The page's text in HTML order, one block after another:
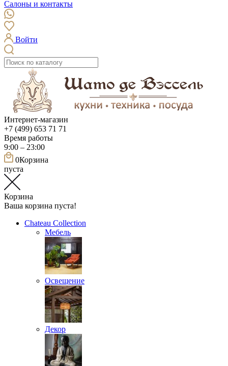
Салоны и контакты
Войти
Интернет-магазин
+7 (499) 653 71 71
Время работы
9:00 – 23:00
0Корзина
пуста
Корзина
Ваша корзина пуста!
Chateau Collection
Мебель
Освещение
Декор